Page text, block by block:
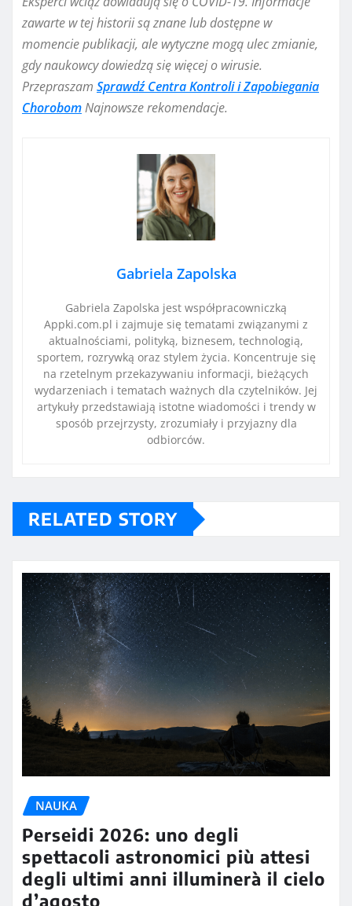
zawarte w tej historii są znane lub dostępne w
momencie publikacji, ale wytyczne mogą ulec zmianie,
gdy naukowcy dowiedzą się więcej o wirusie.
Przepraszam Sprawdź Centra Kontroli i Zapobiegania
ChorobomNajnowsze rekomendacje.
Gabriela Zapolska
Gabriela Zapolska jest współpracowniczką
Appki.com.pl i zajmuje się tematami związanymi z
aktualnościami, polityką, biznesem, technologią,
sportem, rozrywką oraz stylem życia. Koncentruje się
na rzetelnym przekazywaniu informacji, bieżących
wydarzeniach i tematach ważnych dla czytelników. Jej
artykuły przedstawiają istotne wiadomości i trendy w
sposób przejrzysty, zrozumiały i przyjazny dla
odbiorców.
RELATED STORY
NAUKA
Perseidi 2026: uno degli
spettacoli astronomici più attesi
degli ultimi anni illuminerà il cielo
d’agosto